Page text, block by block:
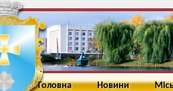
Головна Новини